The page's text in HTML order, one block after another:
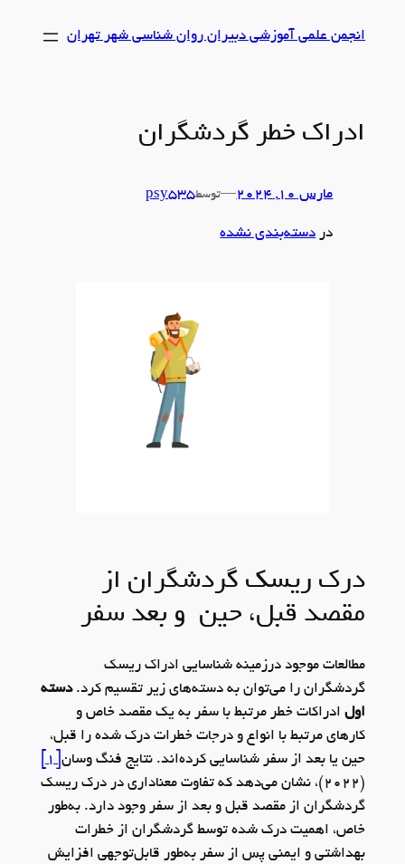
انجمن علمی آموزشی دبیران روان شناسی شهر تهران
ادراک خطر گردشگران
مارس 10, 2024 —توسطpsy535
دردسته‌بندی نشده
درک ریسک گردشگران از
مقصد قبل، حین و بعد سفر
مطالعات موجود درزمینه شناسایی ادراک ریسک
گردشگران را می‌توان به دسته‌های زیر تقسیم کرد.دسته
اول ادراکات خطر مرتبط با سفر به یک مقصد خاص و
کارهای مرتبط با انواع و درجات خطرات درک شده را قبل،
حین یا بعد از سفر شناسایی کرده‌اند. نتایج فنگ وسان[1]
(2022)، نشان می‌دهد که تفاوت معناداری در درک ریسک
گردشگران از مقصد قبل و بعد از سفر وجود دارد. به‌طور
خاص، اهمیت درک شده توسط گردشگران از خطرات
بهداشتی و ایمنی پس از سفر به‌طور قابل‌توجهی افزایش